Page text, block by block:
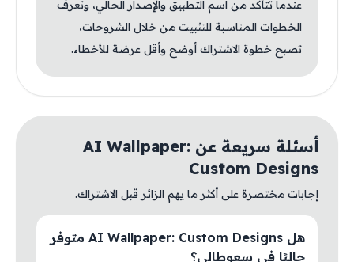
عندما تتأكد من اسم التطبيق والإصدار الحالي، وتعرف
الخطوات المناسبة للتثبيت من خلال الشروحات،
تصبح خطوة الاشتراك أوضح وأقل عرضة للأخطاء.
أسئلة سريعة عن AI Wallpaper:
Custom Designs
إجابات مختصرة على أكثر ما يهم الزائر قبل الاشتراك.
هل AI Wallpaper: Custom Designs متوفر
حاليًا في سعوطالي؟